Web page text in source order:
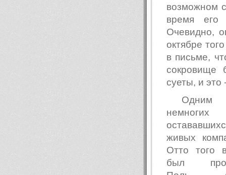
возможном
время его
Очевидно,
октябре
в письме,
сокровище
суеты, и это
немногих
живых
Отто того
был